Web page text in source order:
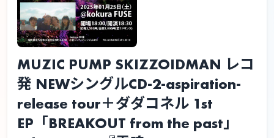
MUZIC PUMP SKIZZOIDMAN レコ
発 NEWシングルCD-2-aspiration-
release tour＋ダダコネル 1st
EP「BREAKOUT from the past」